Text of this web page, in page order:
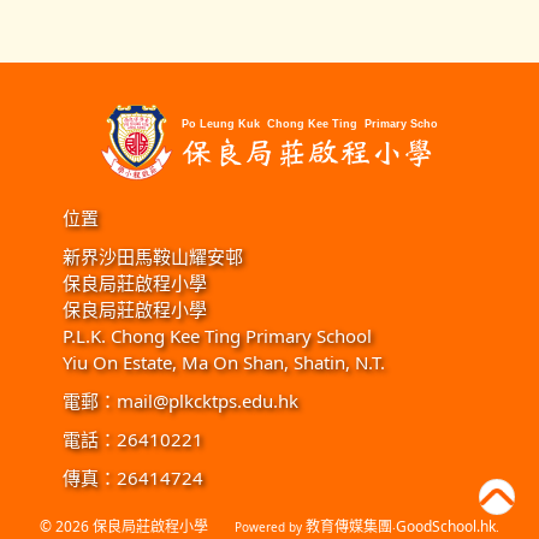
位置
新界沙田馬鞍山耀安邨
保良局莊啟程小學
保良局莊啟程小學
P.L.K. Chong Kee Ting Primary School
Yiu On Estate, Ma On Shan, Shatin, N.T.
電郵： mail@plkcktps.edu.hk
電話：26410221
傳真：26414724
© 2026保良局莊啟程小學 Powered by 教育傳媒集團‧GoodSchool.hk.